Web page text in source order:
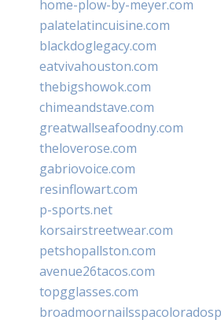
home-plow-by-meyer.com
palatelatincuisine.com
blackdoglegacy.com
eatvivahouston.com
thebigshowok.com
chimeandstave.com
greatwallseafoodny.com
theloverose.com
gabriovoice.com
resinflowart.com
p-sports.net
korsairstreetwear.com
petshopallston.com
avenue26tacos.com
topgglasses.com